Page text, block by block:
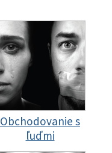
Obchodovanie s
ľuďmi